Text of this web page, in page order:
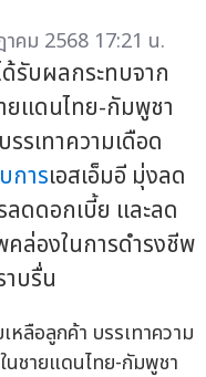
คม 2568 17:21 น.
รับผลกระทบจาก
แดนไทย-กัมพูชา
รเทาความเดือด
การเอสเอ็มอี มุ่งลด
ลดดอกเบี้ย และลด
คล่องในการดำรงชีพ
บรื่น